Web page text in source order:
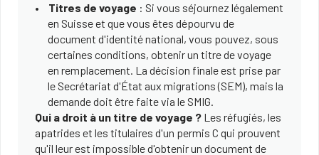
Titres de voyage : Si vous séjournez légalement
en Suisse et que vous êtes dépourvu de
document d'identité national, vous pouvez, sous
certaines conditions, obtenir un titre de voyage
en remplacement. La décision finale est prise par
le Secrétariat d'État aux migrations (SEM), mais la
demande doit être faite via le SMIG.
Qui a droit à un titre de voyage ? Les réfugiés, les
apatrides et les titulaires d'un permis C qui prouvent
qu'il leur est impossible d'obtenir un document de